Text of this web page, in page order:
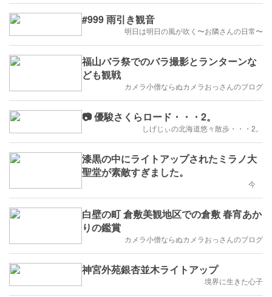
#999 雨引き観音
明日は明日の風が吹く〜お隣さんの日常〜
福山バラ祭でのバラ撮影とランターンな
ども観戦
カメラ小僧ならぬカメラおっさんのブログ
📷 優駿さくらロード・・・2。
しげじぃの北海道悠々散歩・・・2。
漆黒の中にライトアップされたミラノ大
聖堂が素敵すぎました。
今
白壁の町 倉敷美観地区での倉敷 春宵あか
りの鑑賞
カメラ小僧ならぬカメラおっさんのブログ
神宮外苑銀杏並木ライトアップ
境界に生きた心子